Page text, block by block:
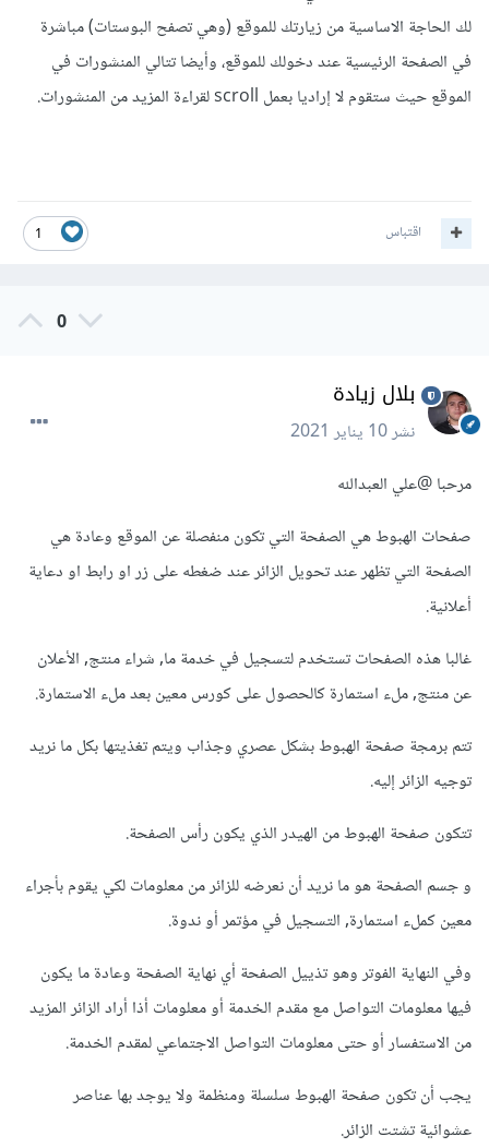
لك الحاجة الاساسية من زيارتك للموقع (وهي تصفح البوستات) مباشرة
في الصفحة الرئيسية عند دخولك للموقع، وأيضا تتالي المنشورات في
الموقع حيث ستقوم لا إراديا بعمل scroll لقراءة المزيد من المنشورات.
1 اقتباس
0
بلال زيادة
نشر10 يناير 2021
مرحبا @علي العبدالله
صفحات الهبوط هي الصفحة التي تكون منفصلة عن الموقع وعادة هي
الصفحة التي تظهر عند تحويل الزائر عند ضغطه على زر او رابط او دعاية
أعلانية.
غالبا هذه الصفحات تستخدم لتسجيل في خدمة ما, شراء منتج, الأعلان
عن منتج, ملء استمارة كالحصول على كورس معين بعد ملء الاستمارة.
تتم برمجة صفحة الهبوط بشكل عصري وجذاب ويتم تغذيتها بكل ما نريد
توجيه الزائر إليه.
تتكون صفحة الهبوط من الهيدر الذي يكون رأس الصفحة.
و جسم الصفحة هو ما نريد أن نعرضه للزائر من معلومات لكي يقوم بأجراء
معين كملء استمارة, التسجيل في مؤتمر أو ندوة.
وفي النهاية الفوتر وهو تذييل الصفحة أي نهاية الصفحة وعادة ما يكون
فيها معلومات التواصل مع مقدم الخدمة أو معلومات أذا أراد الزائر المزيد
من الاستفسار أو حتى معلومات التواصل الاجتماعي لمقدم الخدمة.
يجب أن تكون صفحة الهبوط سلسلة ومنظمة ولا يوجد بها عناصر
عشوائية تشتت الزائر.